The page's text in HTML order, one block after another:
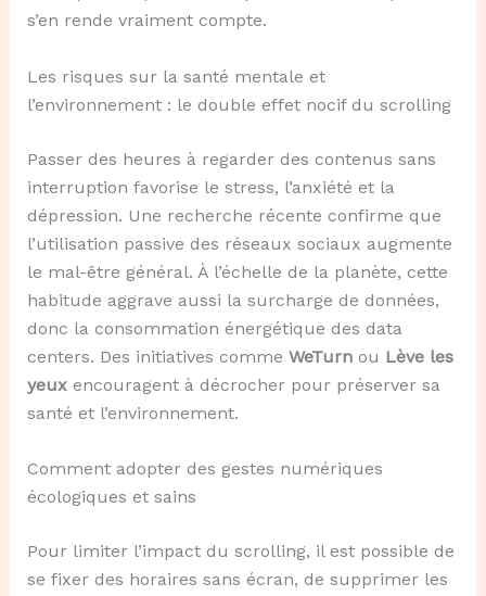
s’en rende vraiment compte.
Les risques sur la santé mentale et
l’environnement : le double effet nocif du scrolling
Passer des heures à regarder des contenus sans
interruption favorise le stress, l’anxiété et la
dépression. Une recherche récente confirme que
l’utilisation passive des réseaux sociaux augmente
le mal-être général. À l’échelle de la planète, cette
habitude aggrave aussi la surcharge de données,
donc la consommation énergétique des data
centers. Des initiatives comme WeTurnou Lève les
yeuxencouragent à décrocher pour préserver sa
santé et l’environnement.
Comment adopter des gestes numériques
écologiques et sains
Pour limiter l’impact du scrolling, il est possible de
se fixer des horaires sans écran, de supprimer les